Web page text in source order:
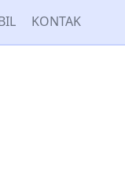
KONTAK